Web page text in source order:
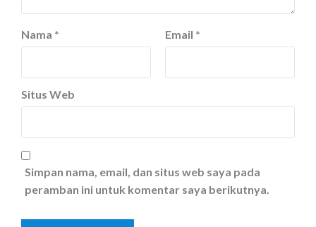
Nama * Email *
Situs Web
Simpan nama, email, dan situs web saya pada
peramban ini untuk komentar saya berikutnya.